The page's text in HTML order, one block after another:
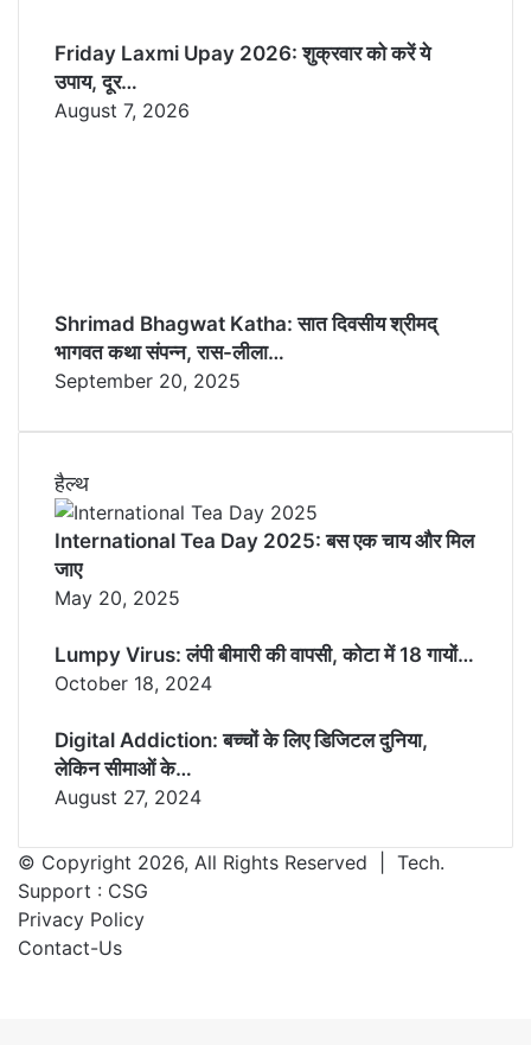
Friday Laxmi Upay 2026: शुक्रवार को करें ये
उपाय, दूर…
August 7, 2026
Shrimad Bhagwat Katha: सात दिवसीय श्रीमद्
भागवत कथा संपन्न, रास-लीला…
September 20, 2025
हैल्थ
International Tea Day 2025: बस एक चाय और मिल
जाए
May 20, 2025
Lumpy Virus: लंपी बीमारी की वापसी, कोटा में 18 गायों…
October 18, 2024
Digital Addiction: बच्चों के लिए डिजिटल दुनिया,
लेकिन सीमाओं के…
August 27, 2024
© Copyright 2026, All Rights Reserved | Tech.
Support : CSG
Privacy Policy
Contact-Us